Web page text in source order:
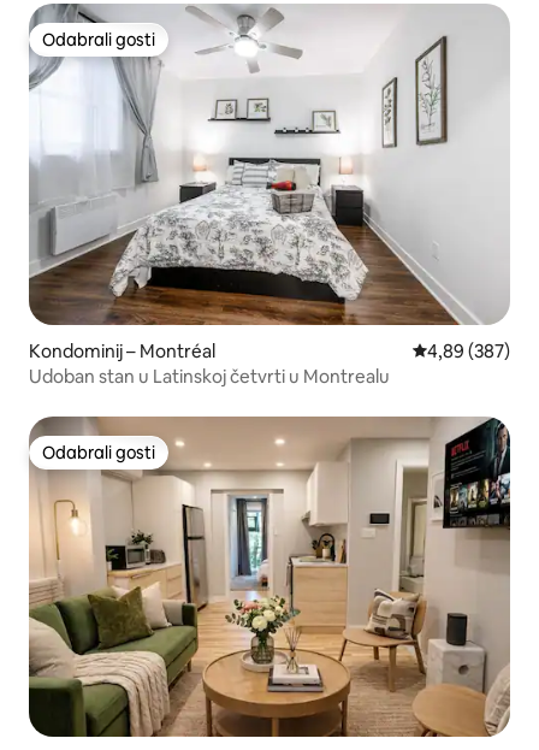
Odabrali gosti
Odabrali gosti
Kondominij – Montréal Prosječna
4,89 (387)
Udoban stan u Latinskoj četvrti u Montrealu
Odabrali gosti
Odabrali gosti